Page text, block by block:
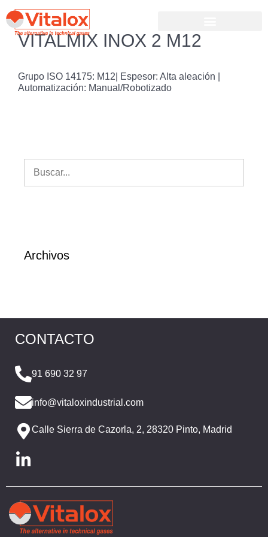
VITALMIX INOX 2 M12
Grupo ISO 14175: M12| Espesor: Alta aleación |
Automatización: Manual/Robotizado
Archivos
CONTACTO
91 690 32 97
info@vitaloxindustrial.com
Calle Sierra de Cazorla, 2, 28320 Pinto, Madrid